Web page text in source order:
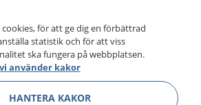
för att ge dig en förbättrad
statistik och för att viss
ska fungera på webbplatsen.
använder kakor
HANTERA KAKOR